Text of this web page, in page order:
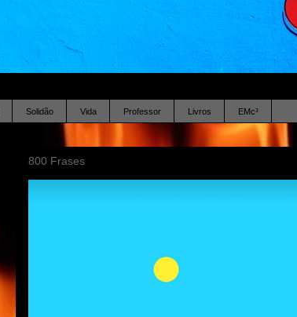
Solidão Vida Professor Livros EMc³
800 Frases